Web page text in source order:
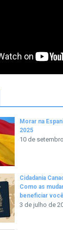
Morar na
2025
10 de
Cidadania
Como as
beneficiar você
3 de julho de